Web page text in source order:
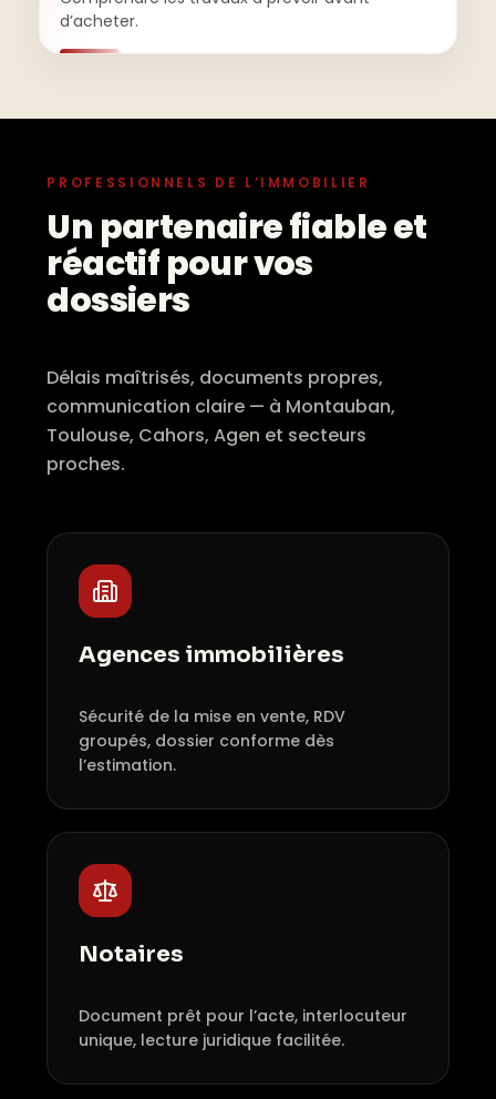
d’acheter.
PROFESSIONNELS DE L’IMMOBILIER
Un partenairefiable et
réactifpour vos
dossiers
Délais maîtrisés, documents propres,
communication claire — à Montauban,
Toulouse, Cahors, Agen et secteurs
proches.
Agences immobilières
Sécurité de la mise en vente, RDV
groupés, dossier conforme dès
l’estimation.
Notaires
Document prêt pour l’acte, interlocuteur
unique, lecture juridique facilitée.